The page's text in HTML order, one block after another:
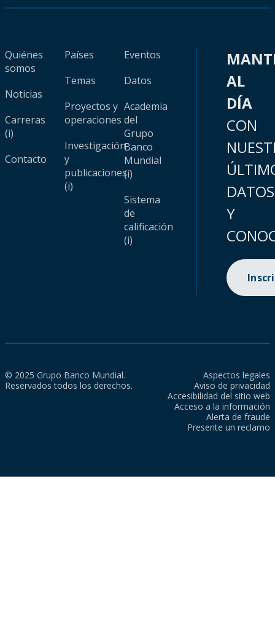
Quiénes
somos
Noticias
Carreras
(i)
Contacto
Países
Temas
Proyectos y
operaciones
Investigación
y
publicaciones
(i)
Eventos
Datos
Academia
del
Grupo
Banco
Mundial
(i)
Sistema
de
calificación
(i)
AL
DÍA
CON
DATOS
Y
© 2025 Grupo Banco Mundial.
Reservados todos los derechos.
Aspectos legales
Aviso de privacidad
Accesibilidad del sitio web
Acceso a la información
Alerta de fraude
Presente un reclamo